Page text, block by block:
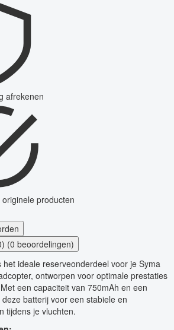
afrekenen
originele producten
(0 beoordelingen)
het ideale reserveonderdeel voor je Syma
ontworpen voor optimale prestaties
een capaciteit van 750mAh en een
batterij voor een stabiele en
tijdens je vluchten.